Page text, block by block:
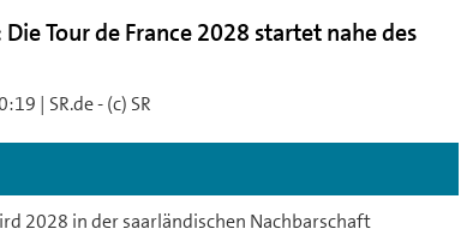
Tour de France 2028 startet nahe des
| SR.de - (c) SR
2028 in der saarländischen Nachbarschaft